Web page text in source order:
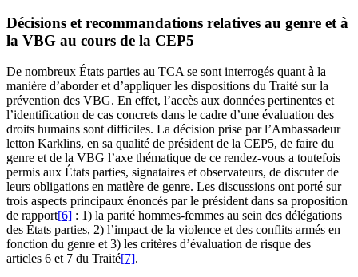
Décisions et recommandations relatives au genre et à
la VBG au cours de la CEP5
De nombreux États parties au TCA se sont interrogés quant à la
manière d’aborder et d’appliquer les dispositions du Traité sur la
prévention des VBG. En effet, l’accès aux données pertinentes et
l’identification de cas concrets dans le cadre d’une évaluation des
droits humains sont difficiles. La décision prise par l’Ambassadeur
letton Karklins, en sa qualité de président de la CEP5, de faire du
genre et de la VBG l’axe thématique de ce rendez-vous a toutefois
permis aux États parties, signataires et observateurs, de discuter de
leurs obligations en matière de genre. Les discussions ont porté sur
trois aspects principaux énoncés par le président dans sa proposition
de rapport[6] : 1) la parité hommes-femmes au sein des délégations
des États parties, 2) l’impact de la violence et des conflits armés en
fonction du genre et 3) les critères d’évaluation de risque des
articles 6 et 7 du Traité[7].